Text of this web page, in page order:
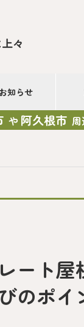
々
お知らせ
や 阿久根市 周
ート
のポイ